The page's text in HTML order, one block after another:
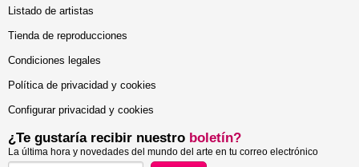
Listado de artistas
Tienda de reproducciones
Condiciones legales
Política de privacidad y cookies
Configurar privacidad y cookies
¿Te gustaría recibir nuestro boletín?
La última hora y novedades del mundo del arte en tu correo electrónico